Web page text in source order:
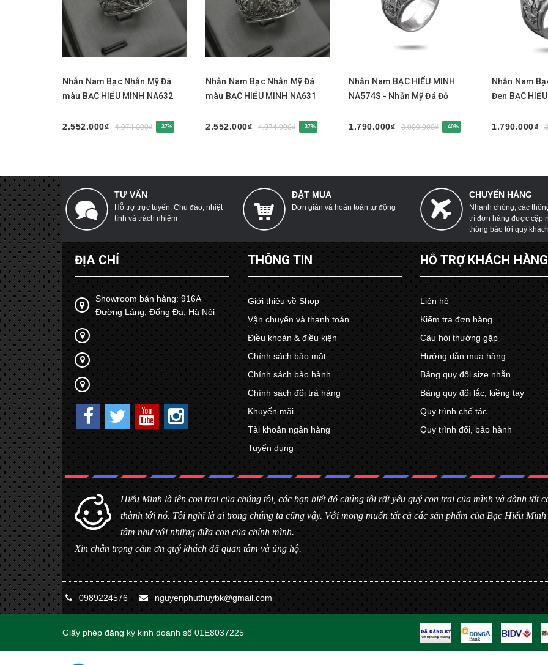
Nhẫn Nam Bạc Nhẫn Mỹ Đá
màu BẠC HIỂU MINH NA632
2.552.000₫ 4.074.000₫ - 37%
Nhẫn Nam Bạc Nhẫn Mỹ Đá
màu BẠC HIỂU MINH NA631
2.552.000₫ 4.074.000₫ - 37%
Nhẫn Nam BẠC HIỂU MINH
NA574S - Nhẫn Mỹ Đá Đỏ
1.790.000₫ 3.000.000₫ - 40%
Nhẫn Nam
Đen BẠC
1.790.000₫
TƯ VẤN
Hỗ trợ trực tuyến. Chu đáo, nhiệt
tình và trách nhiệm
ĐẶT MUA
Đơn giản và hoàn toàn tự động
CHUYỂN HÀNG
Nhanh chóng, các
trí đơn hàng được cập
thông báo tới quý
ĐỊA CHỈ
Showroom bán hàng: 916A
Đường Láng, Đống Đa, Hà Nội
THÔNG TIN
Giới thiệu về Shop
Vận chuyển và thanh toán
Điều khoản & điều kiện
Chính sách bảo mật
Chính sách bảo hành
Chính sách đổi trả hàng
Khuyến mãi
Tài khoản ngân hàng
Tuyển dụng
HỖ TRỢ KHÁCH HÀNG
Liên hệ
Kiểm tra đơn hàng
Câu hỏi thường gặp
Hướng dẫn mua hàng
Bảng quy đổi size nhẫn
Bảng quy đổi lắc, kiềng tay
Quy trình chế tác
Quy trình đổi, bảo hành
Hiểu Minh là tên con trai của chúng tôi, các bạn biết đó chúng tôi rất yêu quý con trai của mình và dành tất
thành tới nó. Tôi nghĩ là ai trong chúng ta cũng vậy. Với mong muốn tất cả các sản phẩm của Bạc Hiểu
tâm như với những đứa con của chính mình.
Xin chân trọng cảm ơn quý khách đã quan tâm và ủng hộ.
0989224576 nguyenphuthuybk@gmail.com
Giấy phép đăng ký kinh doanh số 01E8037225